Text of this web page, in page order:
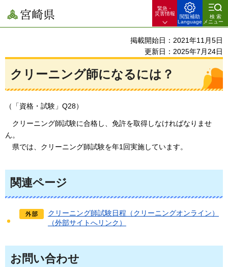
宮崎県
緊急・
災害情報
閲覧補助
Language
検索
メニュー
掲載開始日：2021年11月5日
更新日：2025年7月24日
クリーニング師になるには？
（「資格・試験」Q28）
クリーニング師試験に合格し、免許を取得しなければなりませ
ん。
県では、 クリーニング師試験を年1回実施しています。
関連ページ
クリーニング師試験日程（クリーニングオンライン）
（外部サイトへリンク）
お問い合わせ